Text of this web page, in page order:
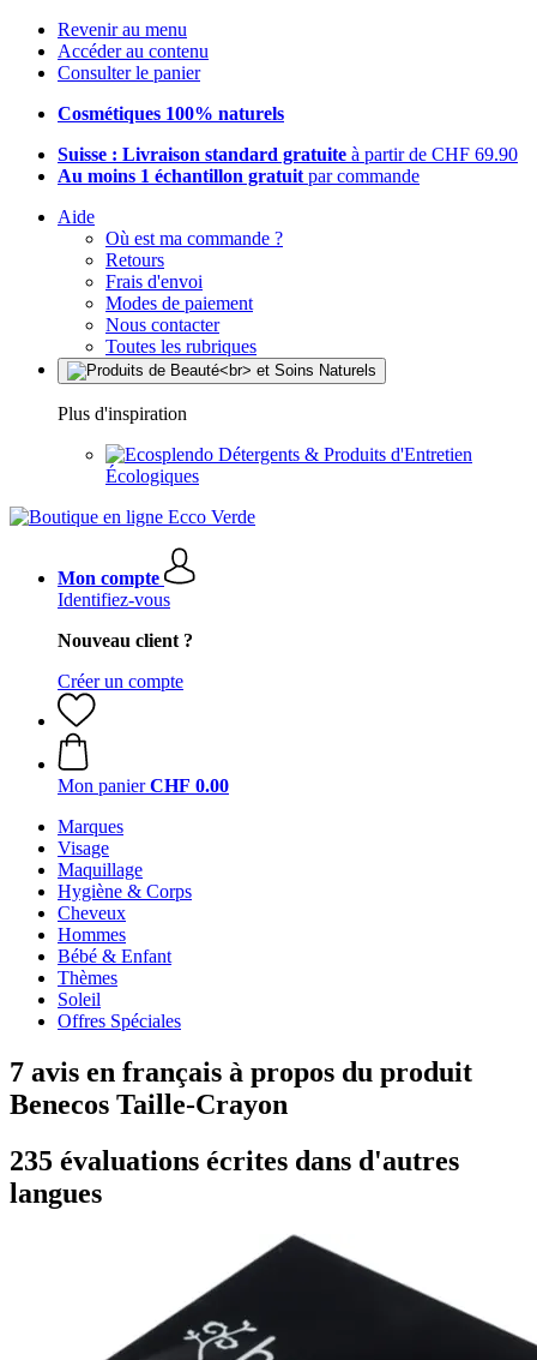
Revenir au menu
Accéder au contenu
Consulter le panier
Cosmétiques 100% naturels
Suisse : Livraison standard gratuite à partir de CHF 69.90
Au moins 1 échantillon gratuit par commande
Aide
Où est ma commande ?
Retours
Frais d'envoi
Modes de paiement
Nous contacter
Toutes les rubriques
Plus d'inspiration
Détergents & Produits d'Entretien
Écologiques
Mon compte
Identifiez-vous
Nouveau client ?
Créer un compte
Mon panier CHF 0.00
Marques
Visage
Maquillage
Hygiène & Corps
Cheveux
Hommes
Bébé & Enfant
Thèmes
Soleil
Offres Spéciales
7 avis en français à propos du produit
Benecos Taille-Crayon
235 évaluations écrites dans d'autres
langues